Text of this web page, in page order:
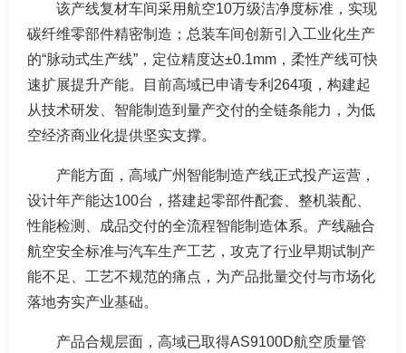
该产线复材车间采用航空10万级洁净度标准，实现
碳纤维零部件精密制造；总装车间创新引入工业化生产
的“脉动式生产线”，定位精度达±0.1mm，柔性产线可快
速扩展提升产能。目前高域已申请专利264项，构建起
从技术研发、智能制造到量产交付的全链条能力，为低
空经济商业化提供坚实支撑。
产能方面，高域广州智能制造产线正式投产运营，
设计年产能达100台，搭建起零部件配套、整机装配、
性能检测、成品交付的全流程智能制造体系。产线融合
航空安全标准与汽车生产工艺，攻克了行业早期试制产
能不足、工艺不规范的痛点，为产品批量交付与市场化
落地夯实产业基础。
产品合规层面，高域已取得AS9100D航空质量管